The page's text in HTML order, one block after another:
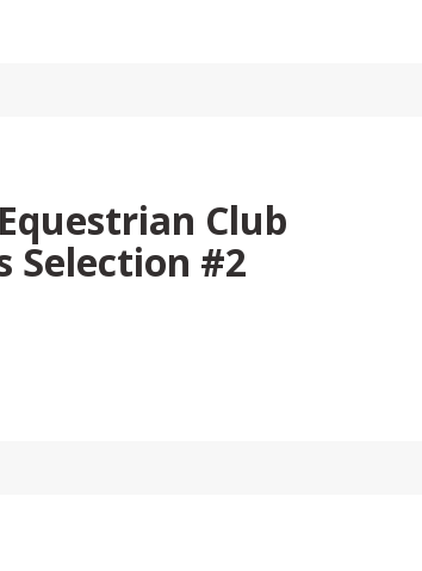
Club
Selection #2